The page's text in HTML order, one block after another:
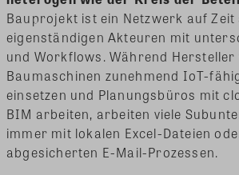
Bauprojekt ist ein Netzwerk auf Zeit
eigenständigen Akteuren mit
und Workflows. Während Hersteller
Baumaschinen zunehmend IoT-
einsetzen und Planungsbüros mit
BIM arbeiten, arbeiten viele
immer mit lokalen Excel-Dateien
abgesicherten E-Mail-Prozessen.